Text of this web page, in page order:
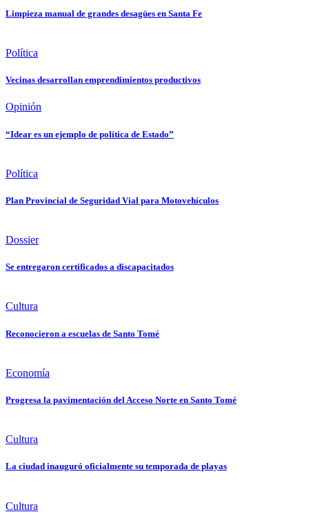
Limpieza manual de grandes desagües en Santa Fe
Política
Vecinas desarrollan emprendimientos productivos
Opinión
“Idear es un ejemplo de política de Estado”
Política
Plan Provincial de Seguridad Vial para Motovehículos
Dossier
Se entregaron certificados a discapacitados
Cultura
Reconocieron a escuelas de Santo Tomé
Economía
Progresa la pavimentación del Acceso Norte en Santo Tomé
Cultura
La ciudad inauguró oficialmente su temporada de playas
Cultura